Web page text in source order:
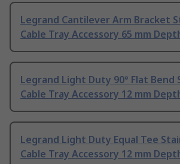
Legrand Cantilever Arm Bracket
Cable Tray Accessory 65 mm
Legrand Light Duty 90° Flat Bend
Cable Tray Accessory 12 mm
Legrand Light Duty Equal Tee
Cable Tray Accessory 12 mm